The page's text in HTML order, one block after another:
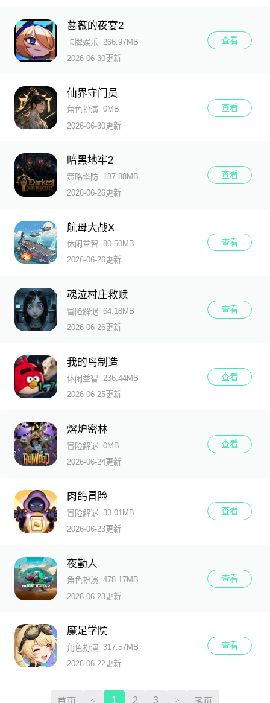
蔷薇的夜宴2
卡牌娱乐
266.97MB
2026-06-30更新
查看
仙界守门员
角色扮演
0MB
2026-06-30更新
查看
暗黑地牢2
策略塔防
187.88MB
2026-06-26更新
查看
航母大战X
休闲益智
80.50MB
2026-06-26更新
查看
魂泣村庄救赎
冒险解谜
64.18MB
2026-06-26更新
查看
我的鸟制造
休闲益智
236.44MB
2026-06-25更新
查看
熔炉密林
冒险解谜
0MB
2026-06-24更新
查看
肉鸽冒险
冒险解谜
33.01MB
2026-06-23更新
查看
夜勤人
角色扮演
478.17MB
2026-06-23更新
查看
魔足学院
角色扮演
317.57MB
2026-06-22更新
查看
< 1 2 3 >